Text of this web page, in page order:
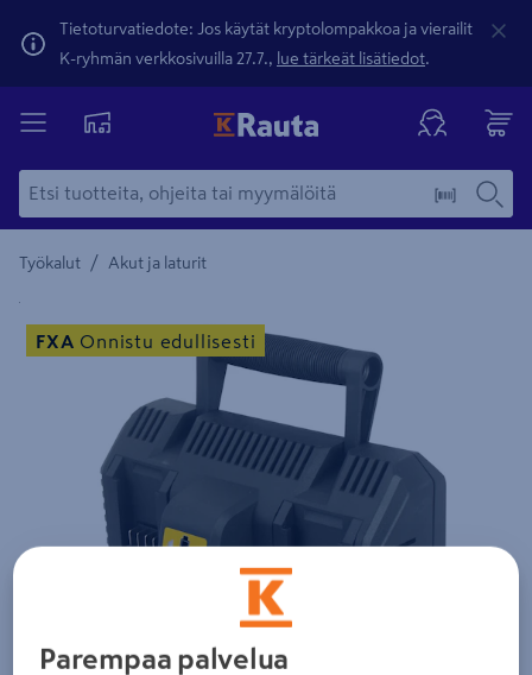
Tietoturvatiedote: Jos käytät kryptolompakkoa ja vierailit
K-ryhmän verkkosivuilla 27.7., lue tärkeät lisätiedot.
Työkalut / Akut ja laturit
Yksityiskohtainen kuvaus löytyy Tuotteen kuvaus -
FXA Onnistu edullisesti
Parempaa palvelua